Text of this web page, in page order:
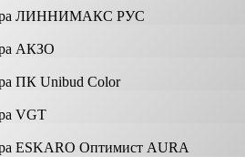
ЛИННИМАКС РУС
АКЗО
ПК Unibud Color
VGT
ESKARO Оптимист AURA